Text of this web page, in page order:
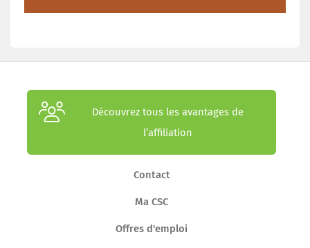
Découvrez tous les avantages de
l’affiliation
Contact
Ma CSC
Offres d'emploi